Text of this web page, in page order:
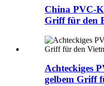
China PVC-
Griff für den
Achteckiges
gelbem Griff